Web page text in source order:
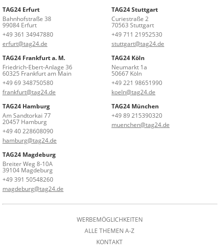
TAG24 Erfurt
Bahnhofstraße 38
99084 Erfurt
+49 361 34947880
erfurt@tag24.de
TAG24 Stuttgart
Curiestraße 2
70563 Stuttgart
+49 711 21952530
stuttgart@tag24.de
TAG24 Frankfurt a. M.
Friedrich-Ebert-Anlage 36
60325 Frankfurt am Main
+49 69 348750580
frankfurt@tag24.de
TAG24 Köln
Neumarkt 1a
50667 Köln
+49 221 98651990
koeln@tag24.de
TAG24 Hamburg
Am Sandtorkai 77
20457 Hamburg
+49 40 228608090
hamburg@tag24.de
TAG24 München
+49 89 215390320
muenchen@tag24.de
TAG24 Magdeburg
Breiter Weg 8-10A
39104 Magdeburg
+49 391 50548260
magdeburg@tag24.de
WERBEMÖGLICHKEITEN
ALLE THEMEN A-Z
KONTAKT